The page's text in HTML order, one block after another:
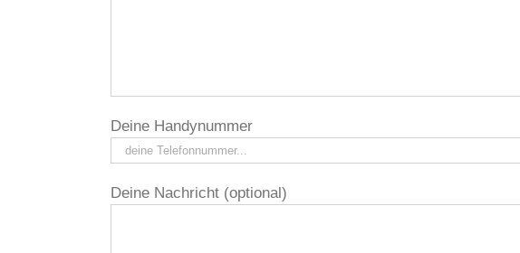
Deine Handynummer
Deine Nachricht (optional)